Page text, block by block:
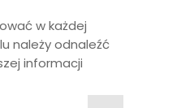
w każdej
należy odnaleźć
informacji